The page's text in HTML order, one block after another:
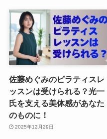
佐藤めぐみのピラティスレ
ッスンは受けられる？光一
氏を支える美体感があなた
のものに！
2025年12月29日